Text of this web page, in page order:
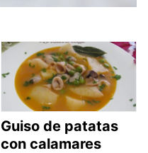
Guiso de patatas
con calamares